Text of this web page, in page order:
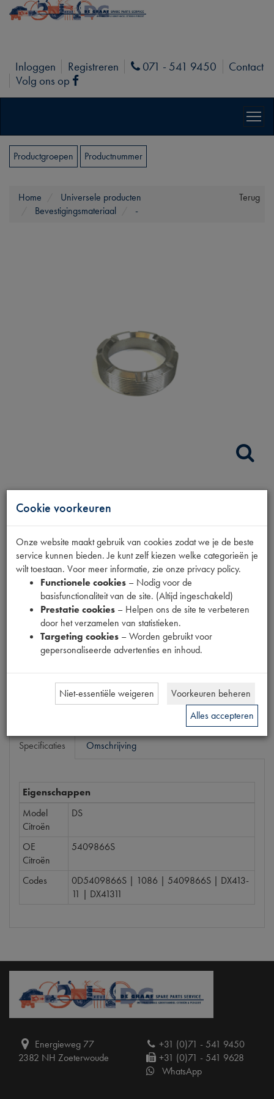
Inloggen Registreren Phone
071 - 541 9450
Contact
Volg ons op
Facebook
Productgroepen Productnummer
Terug
Home
Universele producten
Bevestigingsmateriaal
-
OPSLUITMOER
BOVENSTE FUSEE
Productnummer
1300056
EAN code
5412096033636
Prijs
16,77 (€13,86 excl. btw)
Specificaties Omschrijving
Eigenschappen
Model
Citroën
DS
OE
Citroën
5409866S
Codes
0D5409866S | 1086 | 5409866S | DX413-
11 | DX41311
Energieweg 77
2382 NH Zoeterwoude
+31 (0)71 - 541 9450
+31 (0)71 - 541 9628
WhatsApp
Cookie voorkeuren
Onze website maakt gebruik van cookies zodat we je de beste
service kunnen bieden. Je kunt zelf kiezen welke categorieën je
wilt toestaan. Voor meer informatie, zie onze privacy policy.
Functionele cookies – Nodig voor de
basisfunctionaliteit van de site. (Altijd ingeschakeld)
Prestatie cookies – Helpen ons de site te verbeteren
door het verzamelen van statistieken.
Targeting cookies – Worden gebruikt voor
gepersonaliseerde advertenties en inhoud.
Niet-essentiële weigeren
Voorkeuren beheren
Alles accepteren